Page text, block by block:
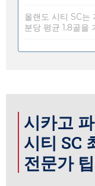
올랜도 시티 SC는
분당 평균 1.8골을
시카고
시티 SC
전문가 팁